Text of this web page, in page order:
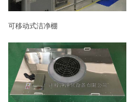
可移动式洁净棚